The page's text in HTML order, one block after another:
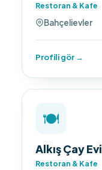
Restoran & Kafe
Bahçelievler
Profili gör →
🍽️
Alkış Çay Evi
Restoran & Kafe